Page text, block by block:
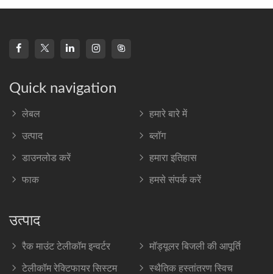
Quick navigation
लेबल हमारे बारे में
उत्पाद ब्लॉग
डाउनलोड करें हमारा इतिहास
फाक हमसे संपर्क करें
उत्पाद
रैक माउंट टेलीकॉम इन्वर्टर मॉड्यूलर बिजली की आपूर्ति
टेलीकॉम रेक्टिफायर सिस्टम स्थैतिक हस्तांतरण स्विच